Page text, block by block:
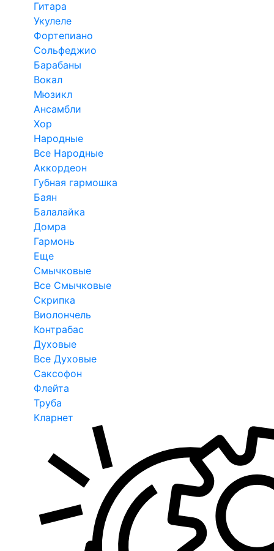
Гитара
Укулеле
Фортепиано
Сольфеджио
Барабаны
Вокал
Мюзикл
Ансамбли
Хор
Народные
Все Народные
Аккордеон
Губная гармошка
Баян
Балалайка
Домра
Гармонь
Еще
Смычковые
Все Смычковые
Скрипка
Виолончель
Контрабас
Духовые
Все Духовые
Саксофон
Флейта
Труба
Кларнет